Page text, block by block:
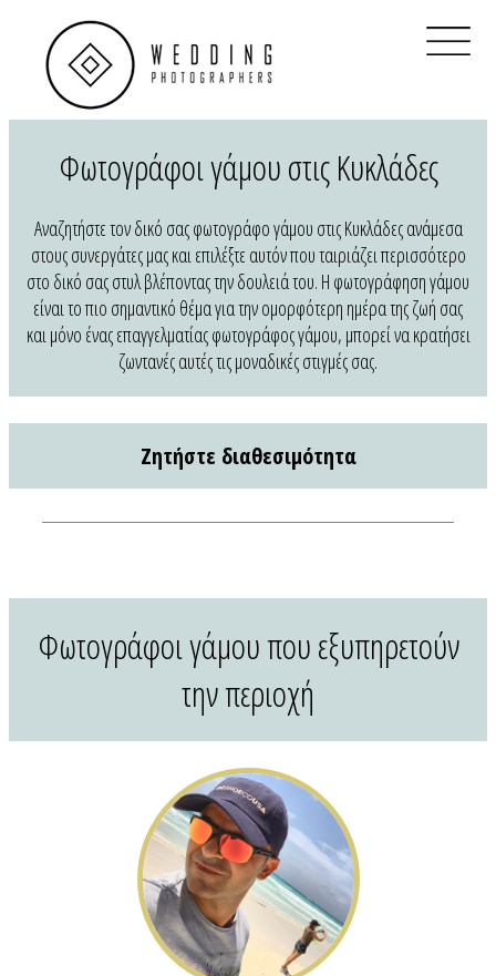
×
Home
Real Weddings
Φωτογράφοι Γάμου Θεσσαλονίκη
Φωτογράφοι Γάμου στην Ελλάδα
QR Code για γάμο
Clients
Φωτογράφοι γάμου στις Κυκλάδες
Αναζητήστε τον δικό σας φωτογράφο γάμου στις Κυκλάδες ανάμεσα
στους συνεργάτες μας και επιλέξτε αυτόν που ταιριάζει περισσότερο
στο δικό σας στυλ βλέποντας την δουλειά του. Η φωτογράφηση γάμου
είναι το πιο σημαντικό θέμα για την ομορφότερη ημέρα της ζωή σας
και μόνο ένας επαγγελματίας φωτογράφος γάμου, μπορεί να κρατήσει
ζωντανές αυτές τις μοναδικές στιγμές σας.
Ζητήστε διαθεσιμότητα
Φωτογράφοι γάμου που εξυπηρετούν
την περιοχή